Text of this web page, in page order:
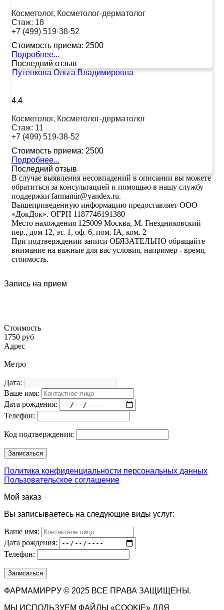
Косметолог, Косметолог-дерматолог
Стаж: 18
+7 (499) 519-38-52
Стоимость приема: 2500
Подробнее...
Последний отзыв
Путенкова Ольга Владимировна
4.4
Косметолог, Косметолог-дерматолог
Стаж: 11
+7 (499) 519-38-52
Стоимость приема: 2500
Подробнее...
Последний отзыв
В случае выявления несовпадений в описании вы можете
обратиться за консультацией и помощью в нашу службу
поддержки farmamir@yandex.ru.
Вышеприведенную информацию предоставляет ООО
«ДокДок». ОГРН 1187746191380
Место нахождения 125009 Москва, М. Гнездниковский
пер., дом 12, эт. 1, оф. 6, пом. IA, ком. 2
При подтверждении записи ОБЯЗАТЕЛЬНО обращайте
внимание на важные для вас условия, например - время,
стоимость.
Запись на прием
Стоимость
1750 руб
Адрес
Метро
Дата:
Ваше имя:
Дата рождения:
Телефон:
Код подтверждения:
Политика конфиденциальности персональных данных
Пользовательское соглашение
Мой заказ
Вы записываетесь на следующие виды услуг:
Ваше имя:
Дата рождения:
Телефон:
ФАРМАМИРРУ © 2025 ВСЕ ПРАВА ЗАЩИЩЕНЫ.
МЫ ИСПОЛЬЗУЕМ ФАЙЛЫ «COOKIE» ДЛЯ